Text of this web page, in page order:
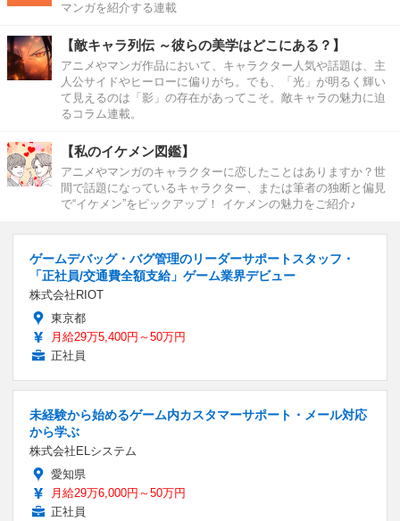
マンガを紹介する連載
【敵キャラ列伝 ～彼らの美学はどこにある？】
アニメやマンガ作品において、キャラクター人気や話題は、主
人公サイドやヒーローに偏りがち。でも、「光」が明るく輝い
て見えるのは「影」の存在があってこそ。敵キャラの魅力に迫
るコラム連載。
【私のイケメン図鑑】
アニメやマンガのキャラクターに恋したことはありますか？世
間で話題になっているキャラクター、または筆者の独断と偏見
で“イケメン”をピックアップ！ イケメンの魅力をご紹介♪
ゲームデバッグ・バグ管理のリーダーサポートスタッフ・
「正社員/交通費全額支給」ゲーム業界デビュー
株式会社RIOT
東京都
月給29万5,400円～50万円
正社員
未経験から始めるゲーム内カスタマーサポート・メール対応
から学ぶ
株式会社ELシステム
愛知県
月給29万6,000円～50万円
正社員